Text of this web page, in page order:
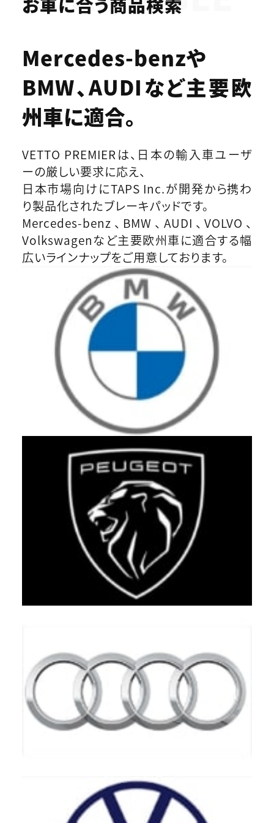
Mercedes-benzや
BMW、AUDIなど主要欧
州車に適合。
VETTO PREMIERは、日本の輸入車ユーザ
ーの厳しい要求に応え、
日本市場向けにTAPS Inc.が開発から携わ
り製品化されたブレーキパッドです。
Mercedes-benz、BMW、AUDI、VOLVO、
Volkswagenなど主要欧州車に適合する幅
広いラインナップをご用意しております。